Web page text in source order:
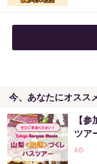
今、あなたにオスス
【
ツア